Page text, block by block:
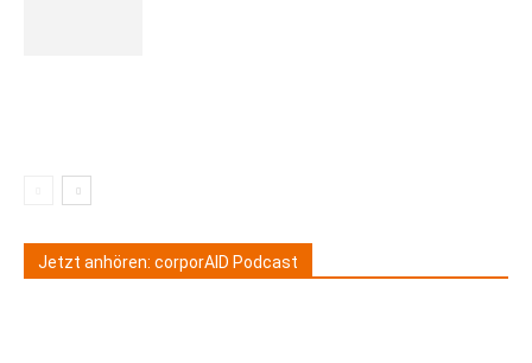
Jetzt anhören: corporAID Podcast